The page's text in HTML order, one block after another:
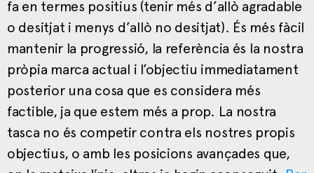
fa en termes positius (tenir més d’allò agradable
o desitjat i menys d’allò no desitjat). És més fàcil
mantenir la progressió, la referència és la nostra
pròpia marca actual i l’objectiu immediatament
posterior una cosa que es considera més
factible, ja que estem més a prop. La nostra
tasca no és competir contra els nostres propis
objectius, o amb les posicions avançades que,